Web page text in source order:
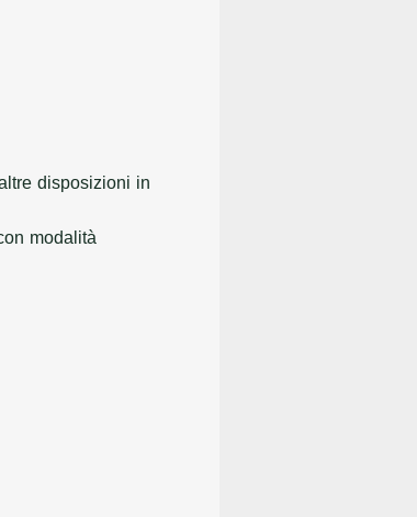
disposizioni in
modalità